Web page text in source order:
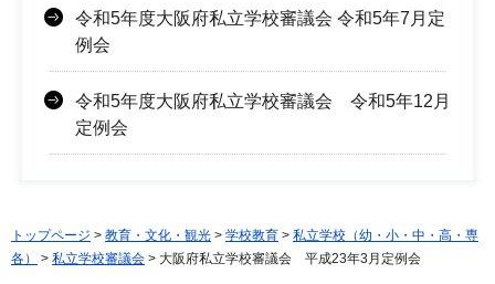
令和5年度大阪府私立学校審議会 令和5年7月定
例会
令和5年度大阪府私立学校審議会 令和5年12月
定例会
トップページ > 教育・文化・観光 > 学校教育 > 私立学校（幼・小・中・高・専
各）
> 私立学校審議会 > 大阪府私立学校審議会 平成23年3月定例会